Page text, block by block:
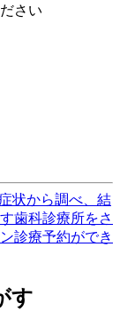
さい
状から調べ、結
歯科診療所をさ
診療予約ができ
す